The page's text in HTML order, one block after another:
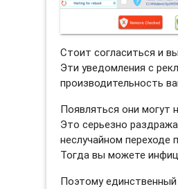
Стоит согласиться и
Эти уведомления с
производительность
Появляться они могут
Это серьезно
неслучайном переходе
Тогда вы можете
Поэтому единственный